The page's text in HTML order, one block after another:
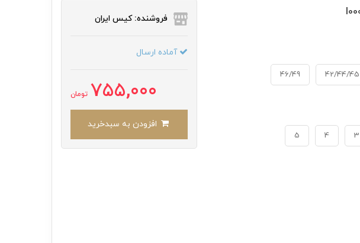
42/44/45
46/49
3
4
5
فروشنده: کیس ایران
آماده ارسال
755,000 تومان